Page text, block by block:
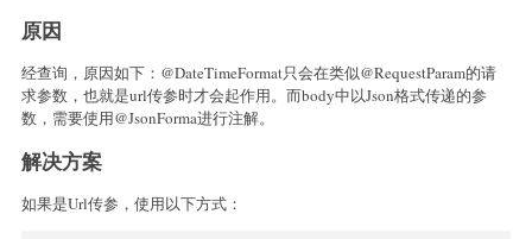
原因
经查询，原因如下：@DateTimeFormat只会在类似@RequestParam的请
求参数，也就是url传参时才会起作用。而body中以Json格式传递的参
数，需要使用@JsonForma进行注解。
解决方案
如果是Url传参，使用以下方式：